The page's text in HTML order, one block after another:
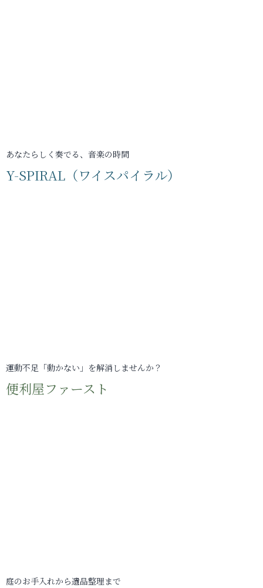
あなたらしく奏でる、音楽の時間
Y-SPIRAL（ワイスパイラル）
運動不足「動かない」を解消しませんか？
便利屋ファースト
庭のお手入れから遺品整理まで